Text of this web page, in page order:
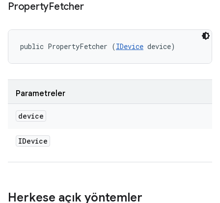
PropertyFetcher
public PropertyFetcher (IDevice device)
Parametreler
device
IDevice
Herkese açık yöntemler